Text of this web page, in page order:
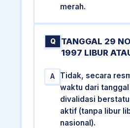
merah.
Q
TANGGAL 29
1997 LIBUR
A
Tidak, secara
waktu dari tanggal
divalidasi
aktif (tanpa libur
nasional).